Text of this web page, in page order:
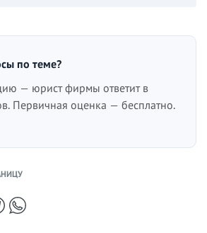
по теме?
— юрист фирмы ответит в
Первичная оценка — бесплатно.